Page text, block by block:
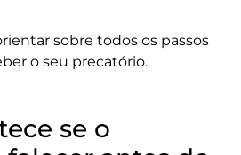
sobre todos os passos
o seu precatório.
se o